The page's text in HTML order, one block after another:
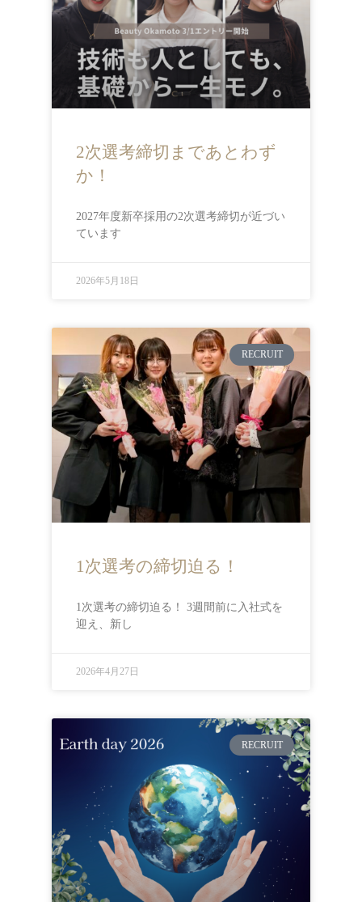
2次選考締切まであとわず
か！
2027年度新卒採用の2次選考締切が近づい
ています
2026年5月18日
RECRUIT
1次選考の締切迫る！
1次選考の締切迫る！ 3週間前に入社式を
迎え、新し
2026年4月27日
RECRUIT